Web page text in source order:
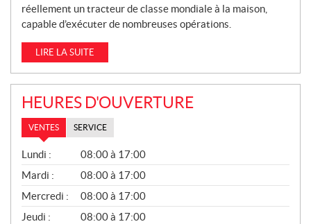
réellement un tracteur de classe mondiale à la maison,
capable d’exécuter de nombreuses opérations.
LIRE LA SUITE
HEURES D'OUVERTURE
VENTES SERVICE
V
E
N
T
E
S
Lundi :
08:00 à 17:00
Mardi :
08:00 à 17:00
Mercredi :
08:00 à 17:00
Jeudi :
08:00 à 17:00